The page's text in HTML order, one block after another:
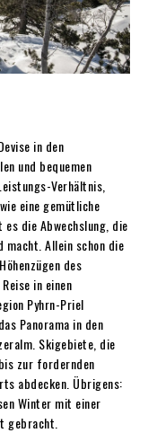
in den
und bequemen
Verhältnis,
eine gemütliche
die Abwechslung, die
Allein schon die
des
in einen
Pyhrn-Priel
Panorama in den
Skigebiete, die
zur fordernden
abdecken. Übrigens:
Winter mit einer
gebracht.